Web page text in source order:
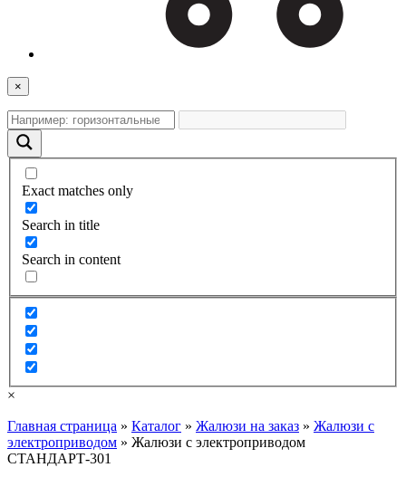
×
Exact matches only
Search in title
Search in content
×
Главная страница » Каталог » Жалюзи на заказ » Жалюзи с
электроприводом » Жалюзи с электроприводом
СТАНДАРТ-301